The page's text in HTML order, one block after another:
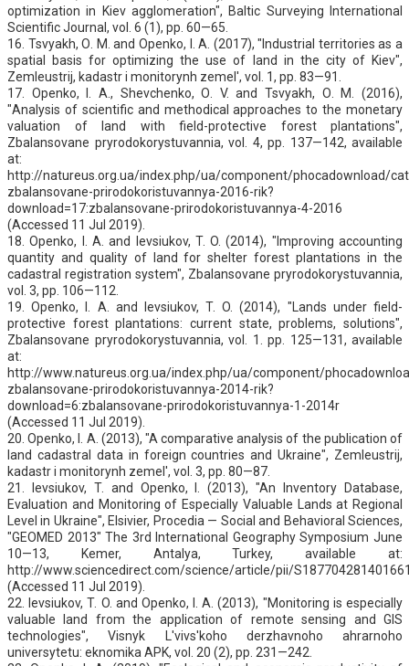
optimization in Kiev agglomeration", Baltic Surveying International
Scientific Journal, vol. 6 (1), pp. 60—65.
16. Tsvyakh, О. М. and Openko, I. A. (2017), "Industrial territories as a
spatial basis for optimizing the use of land in the city of Kiev",
Zemleustrij, kadastr i monitorynh zemel', vol. 1, pp. 83—91.
17. Openko, I. A., Shevchenko, О. V. and Tsvyakh, О. М. (2016),
"Analysis of scientific and methodical approaches to the monetary
valuation of land with field-protective forest plantations",
Zbalansovane pryrodokorystuvannia, vol. 4, pp. 137—142, available
at:
http://natureus.org.ua/index.php/ua/component/phocadownload/
zbalansovane-prirodokoristuvannya-2016-rik?
download=17:zbalansovane-prirodokoristuvannya-4-2016
(Accessed 11 Jul 2019).
18. Openko, I. A. and Ievsiukov, T. O. (2014), "Improving accounting
quantity and quality of land for shelter forest plantations in the
cadastral registration system", Zbalansovane pryrodokorystuvannia,
vol. 3, pp. 106—112.
19. Openko, I. A. and Ievsiukov, T. O. (2014), "Lands under field-
protective forest plantations: current state, problems, solutions",
Zbalansovane pryrodokorystuvannia, vol. 1. pp. 125—131, available
at:
http://www.natureus.org.ua/index.php/ua/component/
zbalansovane-prirodokoristuvannya-2014-rik?
download=6:zbalansovane-prirodokoristuvannya-1-2014r
(Accessed 11 Jul 2019).
20. Openko, I. A. (2013), "A comparative analysis of the publication of
land cadastral data in foreign countries and Ukraine", Zemleustrij,
kadastr i monitorynh zemel', vol. 3, pp. 80—87.
21. Ievsiukov, T. and Openko, I. (2013), "An Inventory Database,
Evaluation and Monitoring of Especially Valuable Lands at Regional
Level in Ukraine", Elsivier, Procedia — Social and Behavioral Sciences,
"GEOMED 2013" The 3rd International Geography Symposium June
10—13, Kemer, Antalya, Turkey, available at:
http://www.sciencedirect.com/science/article/pii/
(Accessed 11 Jul 2019).
22. Ievsiukov, T. O. and Openko, I. A. (2013), "Monitoring is especially
valuable land from the application of remote sensing and GIS
technologies", Visnyk L'vivs'koho derzhavnoho ahrarnoho
universytetu: eknomika APK, vol. 20 (2), pp. 231—242.